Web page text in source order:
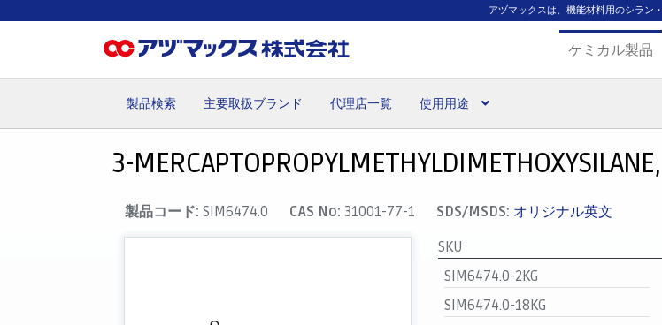
アヅマックスは、機能材料用のシラン
ケミカル製品
製品検索 主要取扱ブランド 代理店一覧 使用用途
3-
製品コード:SIM6474.0 CAS No:31001-77-1 SDS/MSDS: オリジナル英文
SKU
SIM6474.0-2KG
SIM6474.0-18KG